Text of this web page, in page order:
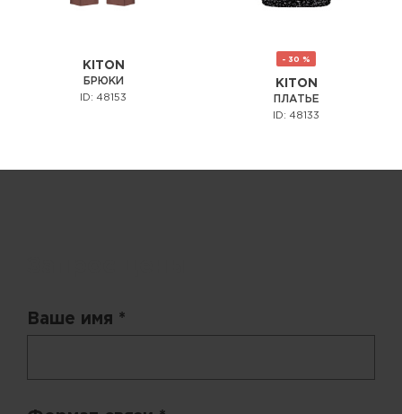
KITON
БРЮКИ
ID: 48153
- 30 %
KITON
ПЛАТЬЕ
ID: 48133
Ваше имя *